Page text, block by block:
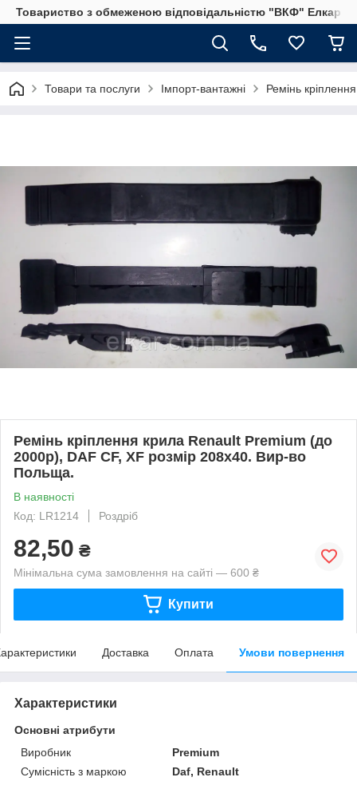
Товариство з обмеженою відповідальністю "ВКФ" Елкар"
Товари та послуги Імпорт-вантажні Ремінь
Ремінь кріплення крила Renault Premium (до
2000р), DAF CF, XF розмір 208х40. Вир-во
Польща.
В наявності
Код: LR1214
Роздріб
82,50 ₴
Мінімальна сума замовлення на сайті — 600 ₴
Купити
Доставка Оплата Умови повернення
Характеристики
Основні атрибути
Виробник
Premium
Сумісність з маркою
Daf, Renault